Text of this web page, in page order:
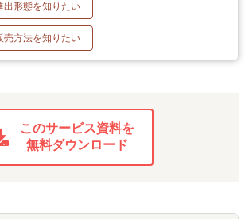
出形態を知りたい
売方法を知りたい
このサービス資料を
無料ダウンロード